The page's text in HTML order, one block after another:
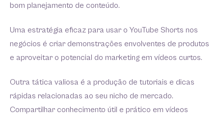
bom planejamento de conteúdo.
Uma estratégia eficaz para usar o YouTube Shorts nos
negócios é criar demonstrações envolventes de produtos
e aproveitar o potencial do marketing em vídeos curtos.
Outra tática valiosa é a produção de tutoriais e dicas
rápidas relacionadas ao seu nicho de mercado.
Compartilhar conhecimento útil e prático em vídeos